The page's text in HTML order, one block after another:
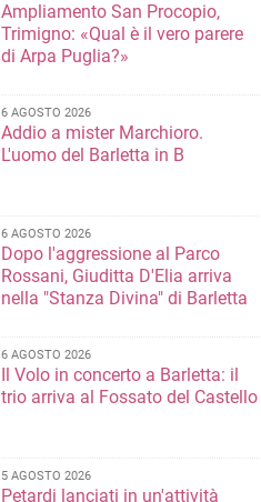
Ampliamento San Procopio,
Trimigno: «Qual è il vero parere
di Arpa Puglia?»
6 AGOSTO 2026
Addio a mister Marchioro.
L'uomo del Barletta in B
6 AGOSTO 2026
Dopo l'aggressione al Parco
Rossani, Giuditta D'Elia arriva
nella "Stanza Divina" di Barletta
6 AGOSTO 2026
Il Volo in concerto a Barletta: il
trio arriva al Fossato del Castello
5 AGOSTO 2026
Petardi lanciati in un'attività